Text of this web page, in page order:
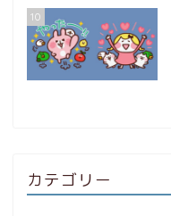
10
カテゴリー